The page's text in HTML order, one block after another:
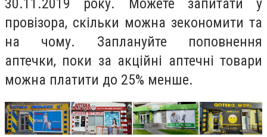
провізора, скільки можна зекономити та
на чому. Заплануйте поповнення
аптечки, поки за акційні аптечні товари
можна платити до 25% менше.